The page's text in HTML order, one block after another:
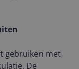
gebruiken met
De